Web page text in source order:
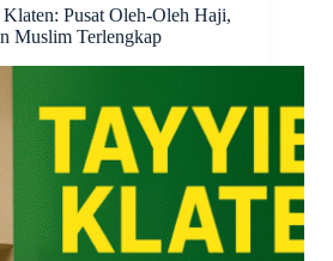
Pusat Oleh-Oleh Haji,
Muslim Terlengkap